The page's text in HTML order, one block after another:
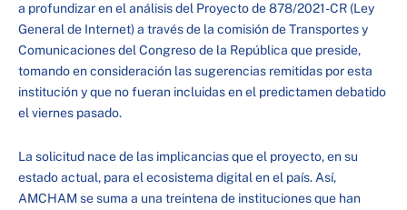
a profundizar en el análisis del Proyecto de 878/2021-CR (Ley
General de Internet) a través de la comisión de Transportes y
Comunicaciones del Congreso de la República que preside,
tomando en consideración las sugerencias remitidas por esta
institución y que no fueran incluidas en el predictamen debatido
el viernes pasado.
La solicitud nace de las implicancias que el proyecto, en su
estado actual, para el ecosistema digital en el país. Así,
AMCHAM se suma a una treintena de instituciones que han